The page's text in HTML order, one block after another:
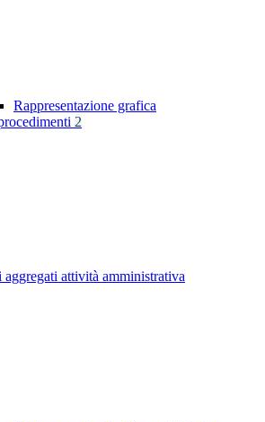
Rappresentazione grafica
2
aggregati attività amministrativa